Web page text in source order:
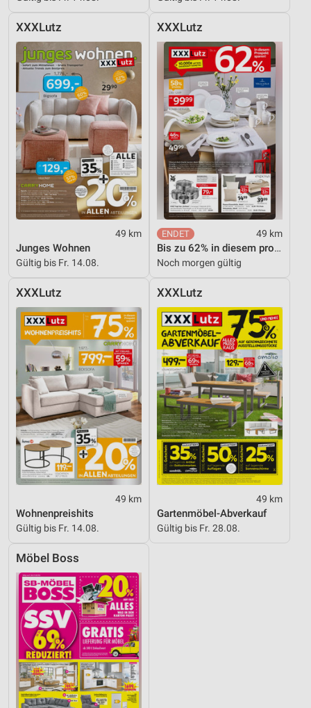
XXXLutz
49 km
Junges Wohnen
Gültig bis Fr. 14.08.
XXXLutz
49 km
Bis zu 62% in diesem prospekt
Noch morgen gültig
XXXLutz
49 km
Wohnenpreishits
Gültig bis Fr. 14.08.
XXXLutz
49 km
Gartenmöbel-Abverkauf
Gültig bis Fr. 28.08.
Möbel Boss